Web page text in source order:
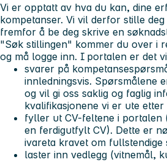
Vi er opptatt av hva du kan, dine
kompetanser. Vi vil derfor stille
fremfor å be deg skrive en
"Søk stillingen" kommer du over i
og må logge inn. I portalen er det
svarer på
innledningsvis. Spørsmålene
og vil gi oss saklig og faglig
kvalifikasjonene vi er ute etter
fyller ut CV-feltene i portalen
en ferdigutfylt CV). Dette er
ivareta kravet om fullstendige
laster inn vedlegg (vitnemål,